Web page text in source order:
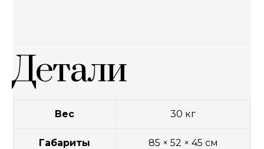
Детали
Вес 30 кг
Габариты 85 × 52 × 45 см